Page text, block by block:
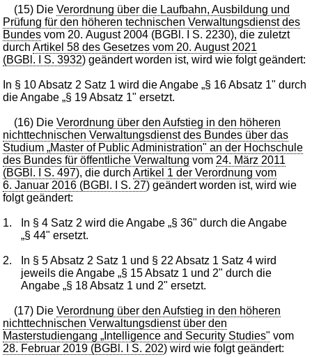
(15) DieVerordnung über die Laufbahn, Ausbildung und
Prüfung für den höheren technischen Verwaltungsdienst des
Bundes vom 20. August 2004 (BGBl. I S. 2230), die zuletzt
durchArtikel 58 des Gesetzes vom 20. August 2021
(BGBl. I S. 3932) geändert worden ist, wird wie folgt geändert:
In § 10 Absatz 2 Satz 1 wird die Angabe „§ 16 Absatz 1" durch
die Angabe „§ 19 Absatz 1" ersetzt.
(16) DieVerordnung über den Aufstieg in den höheren
nichttechnischen Verwaltungsdienst des Bundes über das
Studium „Master of Public Administration" an der Hochschule
des Bundes für öffentliche Verwaltung vom 24. März 2011
(BGBl. I S. 497), die durchArtikel 1 der Verordnung vom
6. Januar 2016 (BGBl. I S. 27) geändert worden ist, wird wie
folgt geändert:
1.
In § 4 Satz 2 wird die Angabe „§ 36" durch die Angabe
„§ 44" ersetzt.
2.
In § 5 Absatz 2 Satz 1 und § 22 Absatz 1 Satz 4 wird
jeweils die Angabe „§ 15 Absatz 1 und 2" durch die
Angabe „§ 18 Absatz 1 und 2" ersetzt.
(17) DieVerordnung über den Aufstieg in den höheren
nichttechnischen Verwaltungsdienst über den
Masterstudiengang „Intelligence and Security Studies" vom
28. Februar 2019 (BGBl. I S. 202) wird wie folgt geändert: